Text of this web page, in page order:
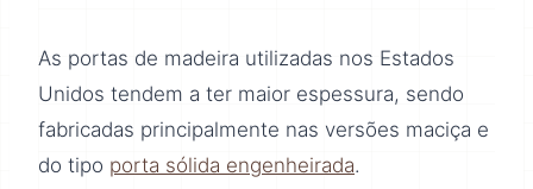
As portas de madeira utilizadas nos Estados
Unidos tendem a ter maior espessura, sendo
fabricadas principalmente nas versões maciça e
do tipo porta sólida engenheirada.